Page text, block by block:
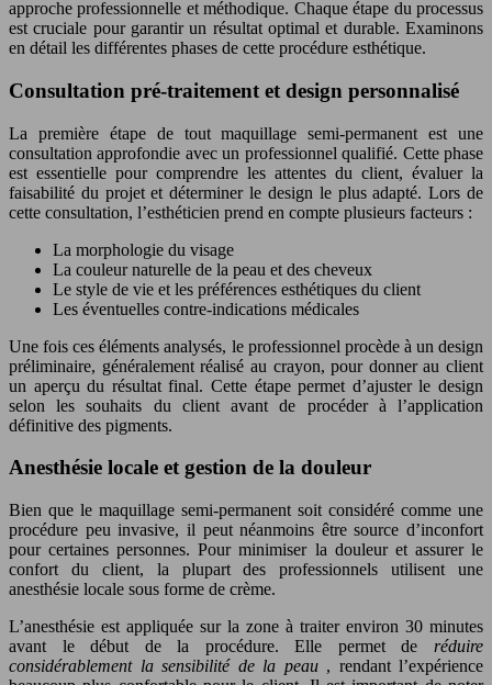
approche professionnelle et méthodique. Chaque étape du processus
est cruciale pour garantir un résultat optimal et durable. Examinons
en détail les différentes phases de cette procédure esthétique.
Consultation pré-traitement et design personnalisé
La première étape de tout maquillage semi-permanent est une
consultation approfondie avec un professionnel qualifié. Cette phase
est essentielle pour comprendre les attentes du client, évaluer la
faisabilité du projet et déterminer le design le plus adapté. Lors de
cette consultation, l’esthéticien prend en compte plusieurs facteurs :
La morphologie du visage
La couleur naturelle de la peau et des cheveux
Le style de vie et les préférences esthétiques du client
Les éventuelles contre-indications médicales
Une fois ces éléments analysés, le professionnel procède à un design
préliminaire, généralement réalisé au crayon, pour donner au client
un aperçu du résultat final. Cette étape permet d’ajuster le design
selon les souhaits du client avant de procéder à l’application
définitive des pigments.
Anesthésie locale et gestion de la douleur
Bien que le maquillage semi-permanent soit considéré comme une
procédure peu invasive, il peut néanmoins être source d’inconfort
pour certaines personnes. Pour minimiser la douleur et assurer le
confort du client, la plupart des professionnels utilisent une
anesthésie locale sous forme de crème.
L’anesthésie est appliquée sur la zone à traiter environ 30 minutes
avant le début de la procédure. Elle permet de réduire
considérablement la sensibilité de la peau , rendant l’expérience